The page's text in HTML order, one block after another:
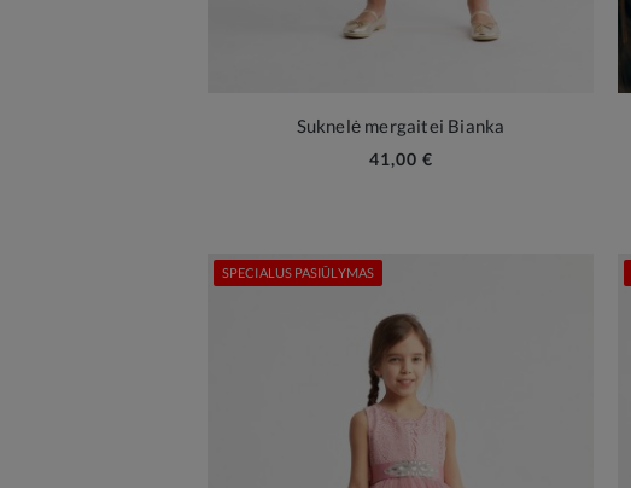
Suknelė mergaitei Bianka
41,00 €
SPECIALUS PASIŪLYMAS